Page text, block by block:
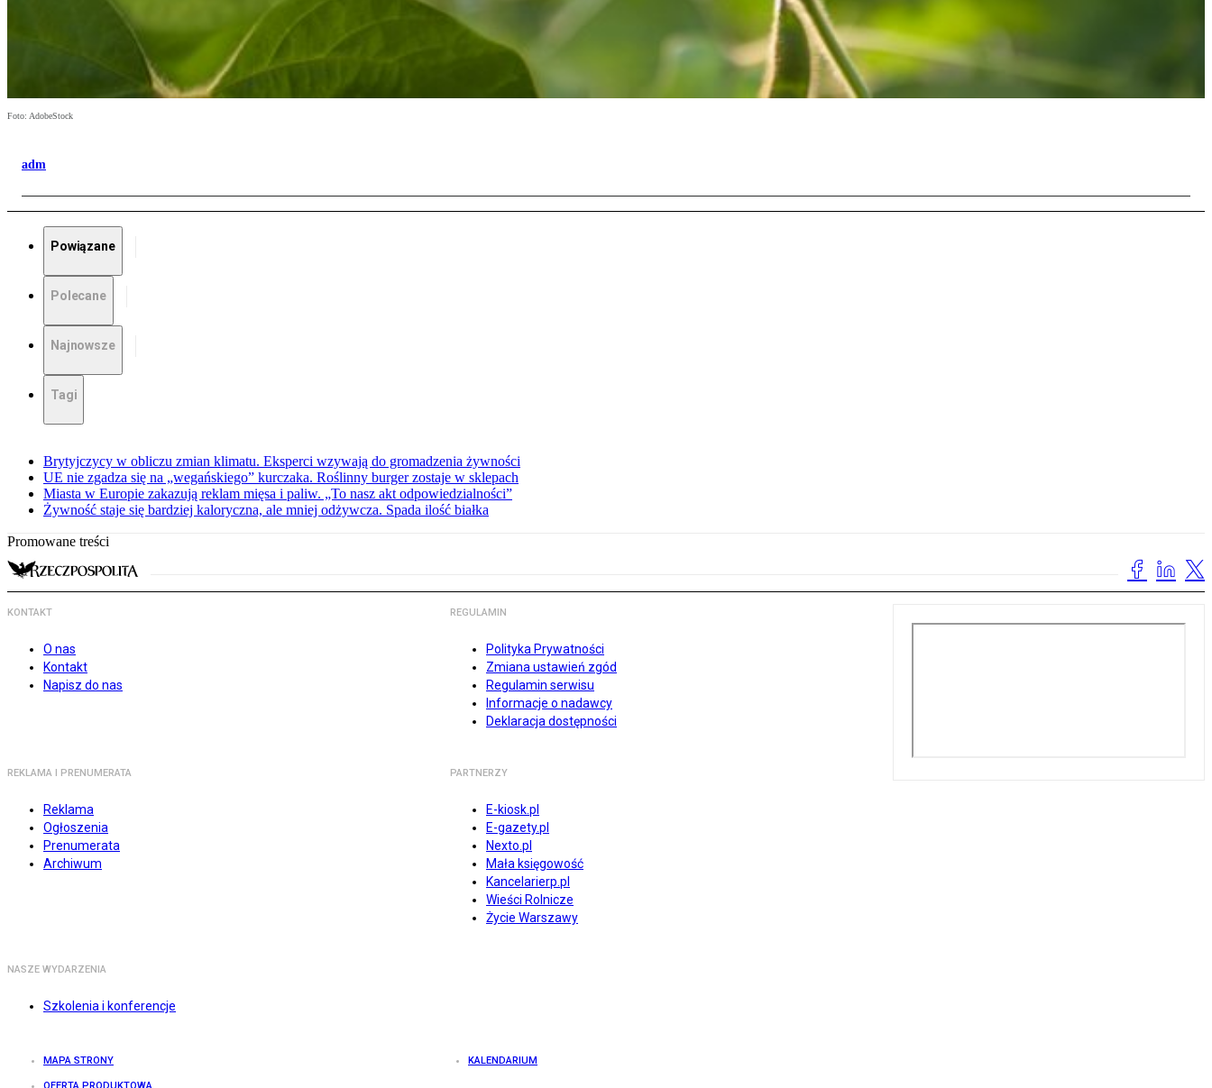
Foto: AdobeStock
adm
Powiązane
Polecane
Najnowsze
Tagi
Brytyjczycy w obliczu zmian klimatu. Eksperci wzywają do gromadzenia żywności
UE nie zgadza się na „wegańskiego” kurczaka. Roślinny burger zostaje w sklepach
Miasta w Europie zakazują reklam mięsa i paliw. „To nasz akt odpowiedzialności”
Żywność staje się bardziej kaloryczna, ale mniej odżywcza. Spada ilość białka
Promowane treści
KONTAKT
O nas
Kontakt
Napisz do nas
REGULAMIN
Polityka Prywatności
Zmiana ustawień zgód
Regulamin serwisu
Informacje o nadawcy
Deklaracja dostępności
REKLAMA I PRENUMERATA
Reklama
Ogłoszenia
Prenumerata
Archiwum
PARTNERZY
E-kiosk.pl
E-gazety.pl
Nexto.pl
Mała księgowość
Kancelarierp.pl
Wieści Rolnicze
Życie Warszawy
NASZE WYDARZENIA
Szkolenia i konferencje
MAPA STRONY KALENDARIUM